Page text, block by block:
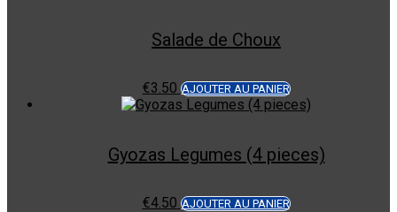
Salade de Choux
€3.50 AJOUTER AU PANIER
Gyozas Legumes (4 pieces)
€4.50 AJOUTER AU PANIER